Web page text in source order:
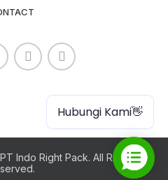
Indo Right Pack. All Rights
Hubungi Kami👋